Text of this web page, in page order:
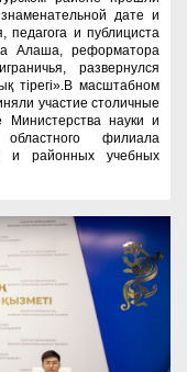
дате и
и публициста
Алаша, реформатора
развернулся
тірегі».В масштабном
участие столичные
Министерства науки и
филиала
и районных учебных